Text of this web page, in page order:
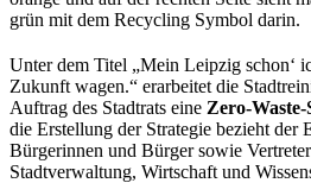
Unter dem Titel „Mein Leipzig schon‘
Zukunft wagen.“ erarbeitet die
Auftrag des Stadtrats eine Zero-
die Erstellung der Strategie bezieht der
Bürgerinnen und Bürger sowie
Stadtverwaltung, Wirtschaft und